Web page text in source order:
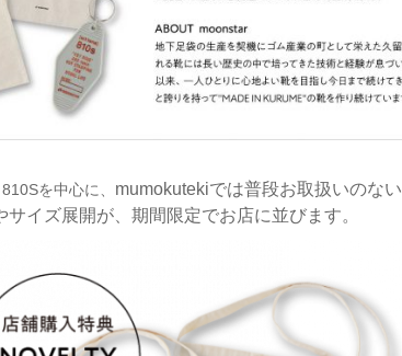
を中心に、 mumokutekiでは普段お取扱いのない
イズ展開が、 期間限定でお店に並びます。